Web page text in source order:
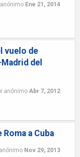
anónimo Ene 21, 2014
vuelo de
del
anónimo Abr 7, 2012
a Cuba
anónimo Nov 29, 2013